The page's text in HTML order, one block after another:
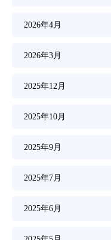
2026年4月
2026年3月
2025年12月
2025年10月
2025年9月
2025年7月
2025年6月